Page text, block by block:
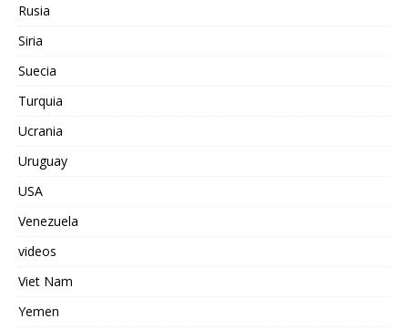
Rusia
Siria
Suecia
Turquia
Ucrania
Uruguay
USA
Venezuela
videos
Viet Nam
Yemen